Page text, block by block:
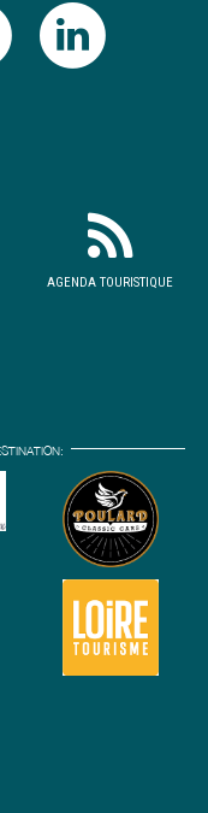
AGENDA TOURISTIQUE